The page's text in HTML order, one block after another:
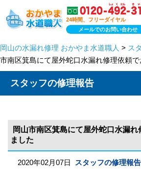
24時間、フリーダイヤル
メールでのお問い合わせ
岡山の水漏れ修理 おかやま水道職人 > ス
市南区箕島にて屋外蛇口水漏れ修理依頼
スタッフの修理報告
岡山市南区箕島にて屋外蛇口水漏れ
ました
2020年02月07日 スタッフの修理報告